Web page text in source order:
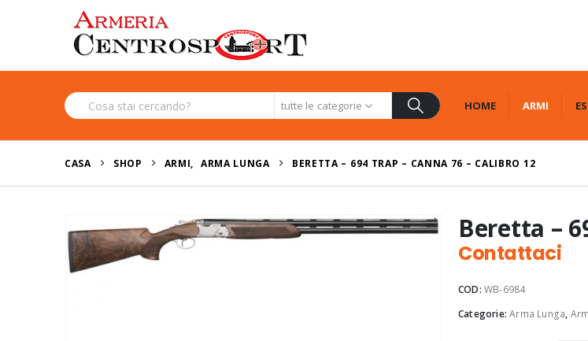
tutte le categorie HOME ARMI
CASA SHOP ARMI, ARMA LUNGA BERETTA – 694 TRAP – CANNA 76 – CALIBRO 12
Beretta –
Contattaci
COD: WB-6984
Categorie:Arma Lunga,